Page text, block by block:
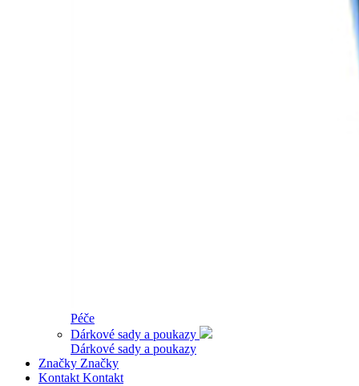
Péče
Dárkové sady a poukazy
Dárkové sady a poukazy
Značky Značky
Kontakt Kontakt